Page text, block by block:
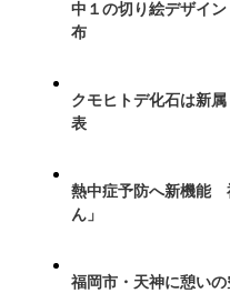
中１の切り絵デザイ
布
クモヒトデ化石は新
表
熱中症予防へ新機能
ん」
福岡市・天神に憩い